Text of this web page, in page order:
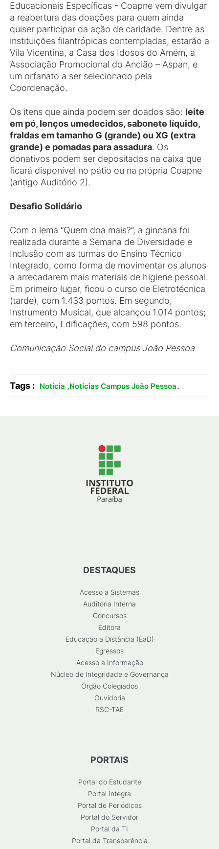
Educacionais Específicas - Coapne vem divulgar
a reabertura das doações para quem ainda
quiser participar da ação de caridade. Dentre as
instituições filantrópicas contempladas, estarão a
Vila Vicentina, a Casa dos Idosos do Amém, a
Associação Promocional do Ancião – Aspan, e
um orfanato a ser selecionado pela
Coordenação.
Os itens que ainda podem ser doados são: leite
em pó, lenços umedecidos, sabonete líquido,
fraldas em tamanho G (grande) ou XG (extra
grande) e pomadas para assadura. Os
donativos podem ser depositados na caixa que
ficará disponível no pátio ou na própria Coapne
(antigo Auditório 2).
Desafio Solidário
Com o lema “Quem doa mais?”, a gincana foi
realizada durante a Semana de Diversidade e
Inclusão com as turmas do Ensino Técnico
Integrado, como forma de movimentar os alunos
a arrecadarem mais materiais de higiene pessoal.
Em primeiro lugar, ficou o curso de Eletrotécnica
(tarde), com 1.433 pontos. Em segundo,
Instrumento Musical, que alcançou 1.014 pontos;
em terceiro, Edificações, com 598 pontos.
Comunicação Social do campus João Pessoa
Tags : Notícia ,Notícias Campus João Pessoa.
DESTAQUES
Acesso a Sistemas
Auditoria Interna
Concursos
Editora
Educação a Distância (EaD)
Egressos
Acesso à Informação
Núcleo de Integridade e Governança
Órgão Colegiados
Ouvidoria
RSC-TAE
PORTAIS
Portal do Estudante
Portal Integra
Portal de Periódicos
Portal do Servidor
Portal da TI
Portal da Transparência